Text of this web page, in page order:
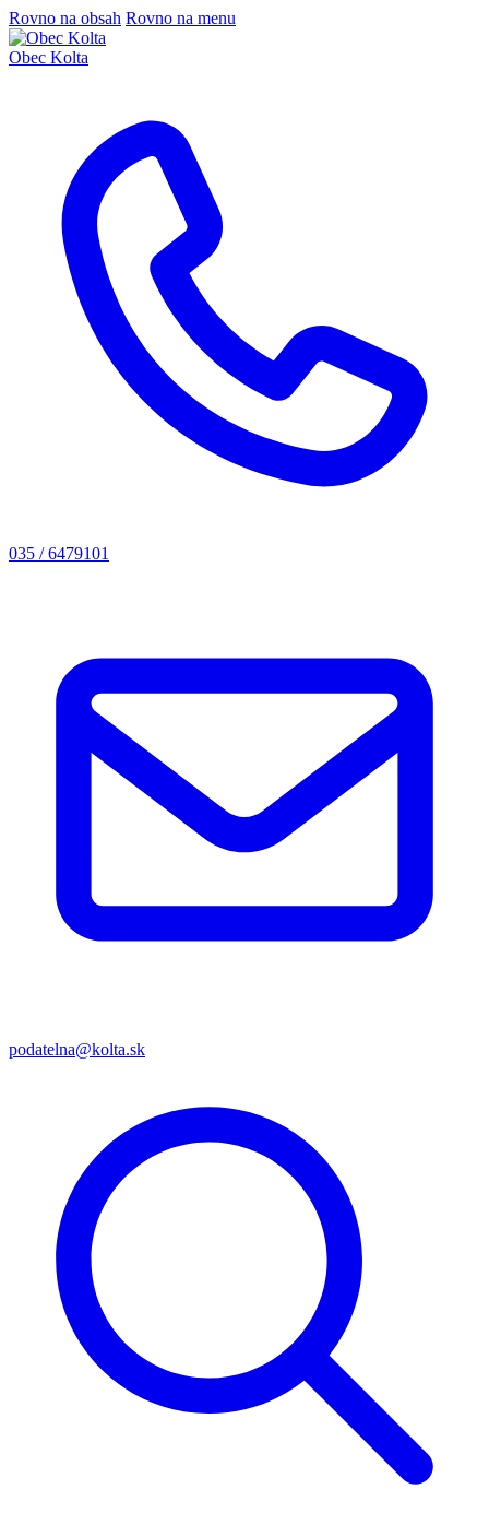
Rovno na obsah Rovno na menu
Obec Kolta
035 / 6479101
podatelna@kolta.sk